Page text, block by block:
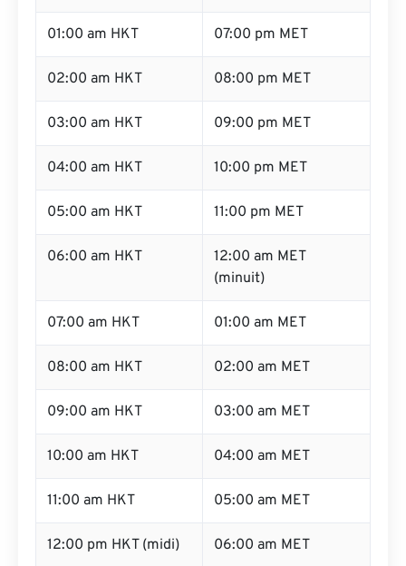
01:00 am HKT 07:00 pm MET
02:00 am HKT 08:00 pm MET
03:00 am HKT 09:00 pm MET
04:00 am HKT 10:00 pm MET
05:00 am HKT 11:00 pm MET
06:00 am HKT
12:00 am MET
(minuit)
07:00 am HKT 01:00 am MET
08:00 am HKT 02:00 am MET
09:00 am HKT 03:00 am MET
10:00 am HKT 04:00 am MET
11:00 am HKT 05:00 am MET
12:00 pm HKT (midi) 06:00 am MET